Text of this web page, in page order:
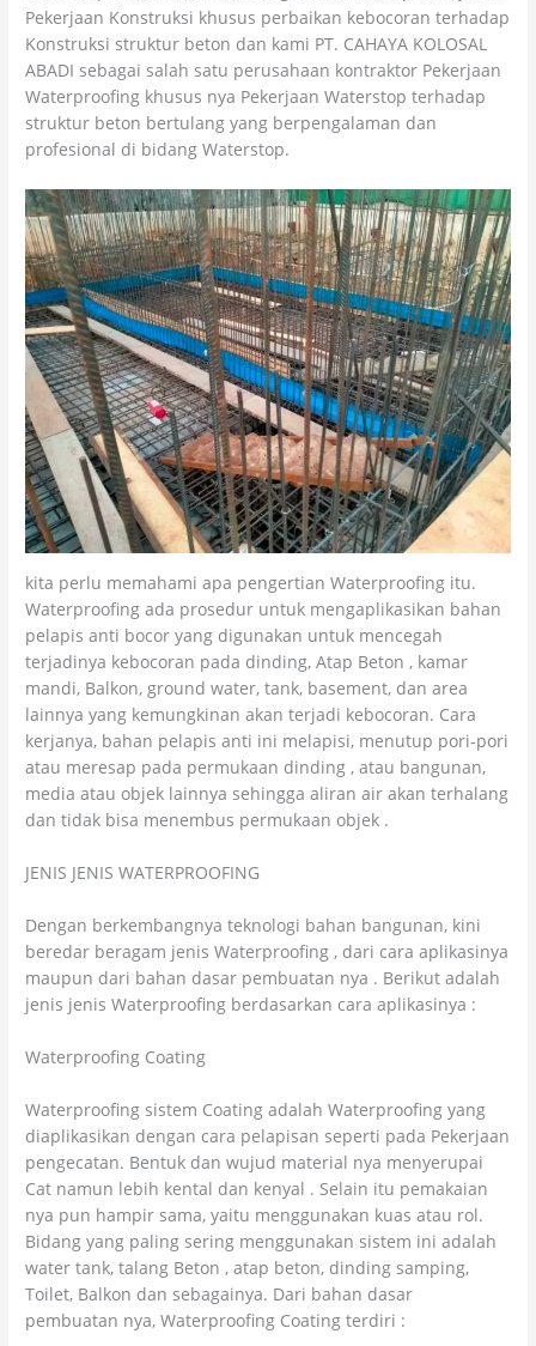
Pekerjaan Konstruksi khusus perbaikan kebocoran terhadap
Konstruksi struktur beton dan kami PT. CAHAYA KOLOSAL
ABADI sebagai salah satu perusahaan kontraktor Pekerjaan
Waterproofing khusus nya Pekerjaan Waterstop terhadap
struktur beton bertulang yang berpengalaman dan
profesional di bidang Waterstop.
kita perlu memahami apa pengertian Waterproofing itu.
Waterproofing ada prosedur untuk mengaplikasikan bahan
pelapis anti bocor yang digunakan untuk mencegah
terjadinya kebocoran pada dinding, Atap Beton , kamar
mandi, Balkon, ground water, tank, basement, dan area
lainnya yang kemungkinan akan terjadi kebocoran. Cara
kerjanya, bahan pelapis anti ini melapisi, menutup pori-pori
atau meresap pada permukaan dinding , atau bangunan,
media atau objek lainnya sehingga aliran air akan terhalang
dan tidak bisa menembus permukaan objek .
JENIS JENIS WATERPROOFING
Dengan berkembangnya teknologi bahan bangunan, kini
beredar beragam jenis Waterproofing , dari cara aplikasinya
maupun dari bahan dasar pembuatan nya . Berikut adalah
jenis jenis Waterproofing berdasarkan cara aplikasinya :
Waterproofing Coating
Waterproofing sistem Coating adalah Waterproofing yang
diaplikasikan dengan cara pelapisan seperti pada Pekerjaan
pengecatan. Bentuk dan wujud material nya menyerupai
Cat namun lebih kental dan kenyal . Selain itu pemakaian
nya pun hampir sama, yaitu menggunakan kuas atau rol.
Bidang yang paling sering menggunakan sistem ini adalah
water tank, talang Beton , atap beton, dinding samping,
Toilet, Balkon dan sebagainya. Dari bahan dasar
pembuatan nya, Waterproofing Coating terdiri :